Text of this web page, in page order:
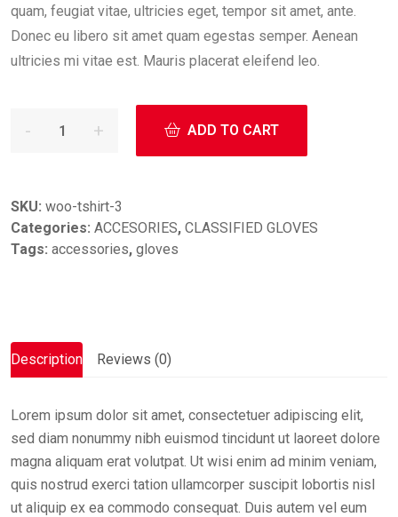
quam, feugiat vitae, ultricies eget, tempor sit amet, ante.
Donec eu libero sit amet quam egestas semper. Aenean
ultricies mi vitae est. Mauris placerat eleifend leo.
ADD TO CART
SKU: woo-tshirt-3
Categories: ACCESORIES, CLASSIFIED GLOVES
Tags: accessories, gloves
Description Reviews (0)
Lorem ipsum dolor sit amet, consectetuer adipiscing elit,
sed diam nonummy nibh euismod tincidunt ut laoreet dolore
magna aliquam erat volutpat. Ut wisi enim ad minim veniam,
quis nostrud exerci tation ullamcorper suscipit lobortis nisl
ut aliquip ex ea commodo consequat. Duis autem vel eum